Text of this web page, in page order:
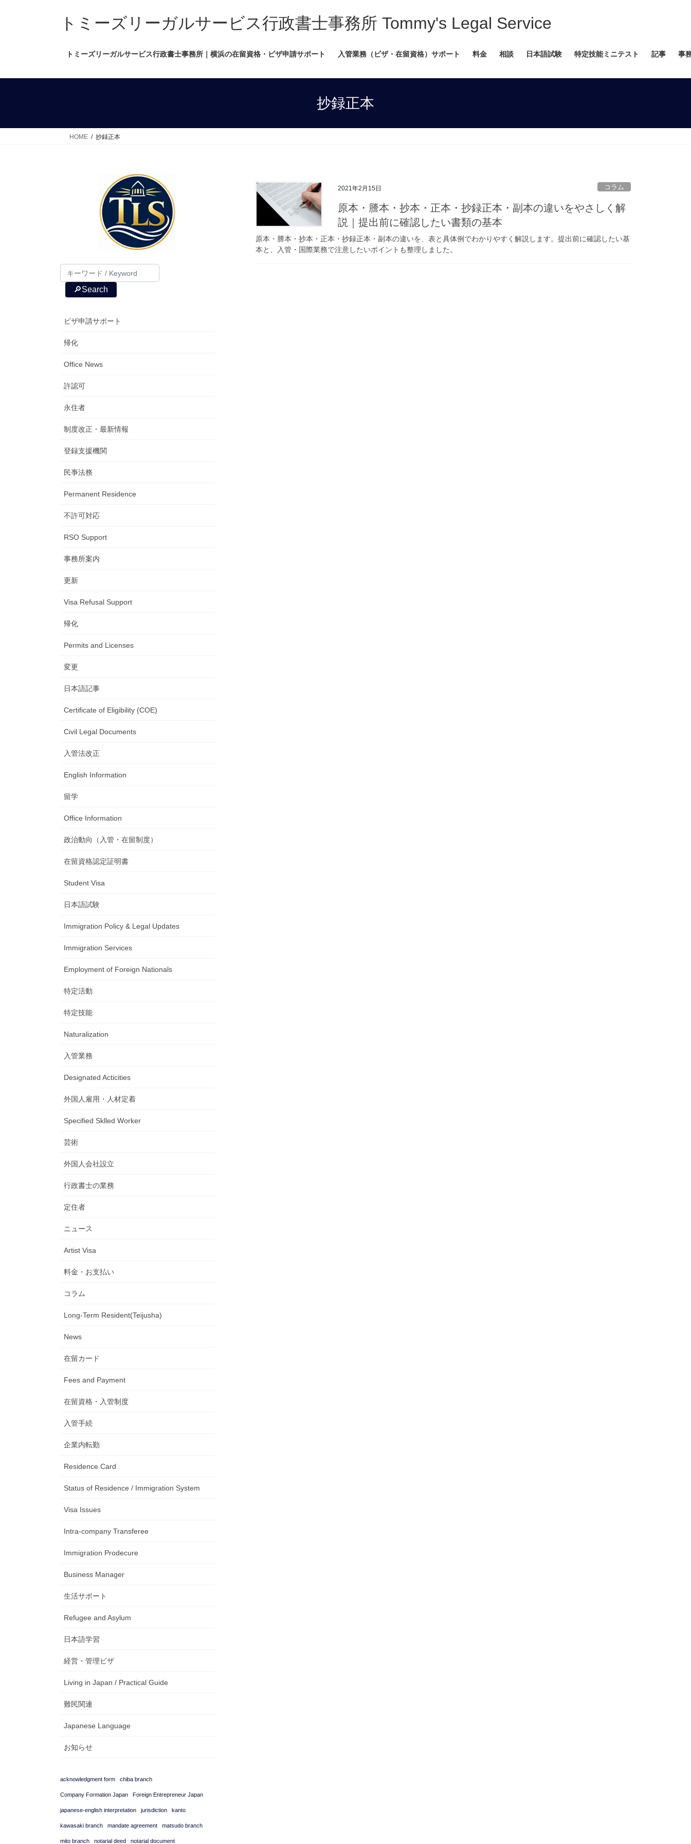
ス
ン
トミーズリーガルサービス行政書士事務所 Tommy's Legal Service
トミーズリーガルサービス行政書士事務所｜横浜の在留資格・ビザ申請サポート 入管業務（ビザ・在留資格）サポート 料金 相談 日本語試験 特定技能ミニテスト 記事 事
抄録正本
HOME 抄録正本
2021年2月15日 コラム
原本・謄本・抄本・正本・抄録正本・副本の違いをやさしく解
説｜提出前に確認したい書類の基本
原本・謄本・抄本・正本・抄録正本・副本の違いを、表と具体例でわかりやすく解説します。提出前に確認したい基
本と、入管・国際業務で注意したいポイントも整理しました。
🔎Search
ビザ申請サポート
帰化
Office News
許認可
永住者
制度改正・最新情報
登録支援機関
民亊法務
Permanent Residence
不許可対応
RSO Support
事務所案内
更新
Visa Refusal Support
帰化
Permits and Licenses
変更
日本語記事
Certificate of Eligibility (COE)
Civil Legal Documents
入管法改正
English Information
留学
Office Information
政治動向（入管・在留制度）
在留資格認定証明書
Student Visa
日本語試験
Immigration Policy & Legal Updates
Immigration Services
Employment of Foreign Nationals
特定活動
特定技能
Naturalization
入管業務
Designated Acticities
外国人雇用・人材定着
Specified Sklled Worker
芸術
外国人会社設立
行政書士の業務
定住者
ニュース
Artist Visa
料金・お支払い
コラム
Long-Term Resident(Teijusha)
News
在留カード
Fees and Payment
在留資格・入管制度
入管手続
企業内転勤
Residence Card
Status of Residence / Immigration System
Visa Issues
Intra-company Transferee
Immigration Prodecure
Business Manager
生活サポート
Refugee and Asylum
日本語学習
経営・管理ビザ
Living in Japan / Practical Guide
難民関連
Japanese Language
お知らせ
acknowledgment form chiba branch
Company Formation Japan Foreign Entrepreneur Japan
japanese-english interpretation jurisdiction kanto
kawasaki branch mandate agreement matsudo branch
mito branch notarial deed notarial document